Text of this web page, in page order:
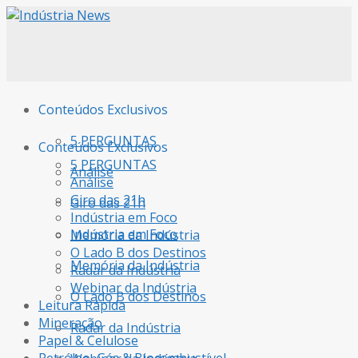
Conteúdos Exclusivos
5 PERGUNTAS
Análise
Giro das 21h
Indústria em Foco
Memória da Indústria
O Lado B dos Destinos
Radar da Indústria
Conteúdos Exclusivos
5 PERGUNTAS
Análise
Giro das 21h
Indústria em Foco
Memória da Indústria
O Lado B dos Destinos
Radar da Indústria
Webinar da Indústria
Leitura Rápida
Mineração
Papel & Celulose